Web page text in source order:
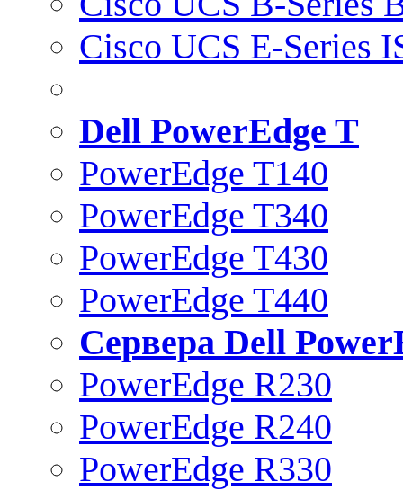
Cisco UCS E-Series
Dell PowerEdge T
PowerEdge T140
PowerEdge T340
PowerEdge T430
PowerEdge T440
Сервера Dell
PowerEdge R230
PowerEdge R240
PowerEdge R330